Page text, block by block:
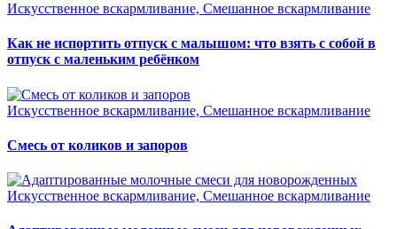
Искусственное вскармливание, Смешанное вскармливание
Как не испортить отпуск с малышом: что взять с собой в
отпуск с маленьким ребёнком
Искусственное вскармливание, Смешанное вскармливание
Смесь от коликов и запоров
Искусственное вскармливание, Смешанное вскармливание